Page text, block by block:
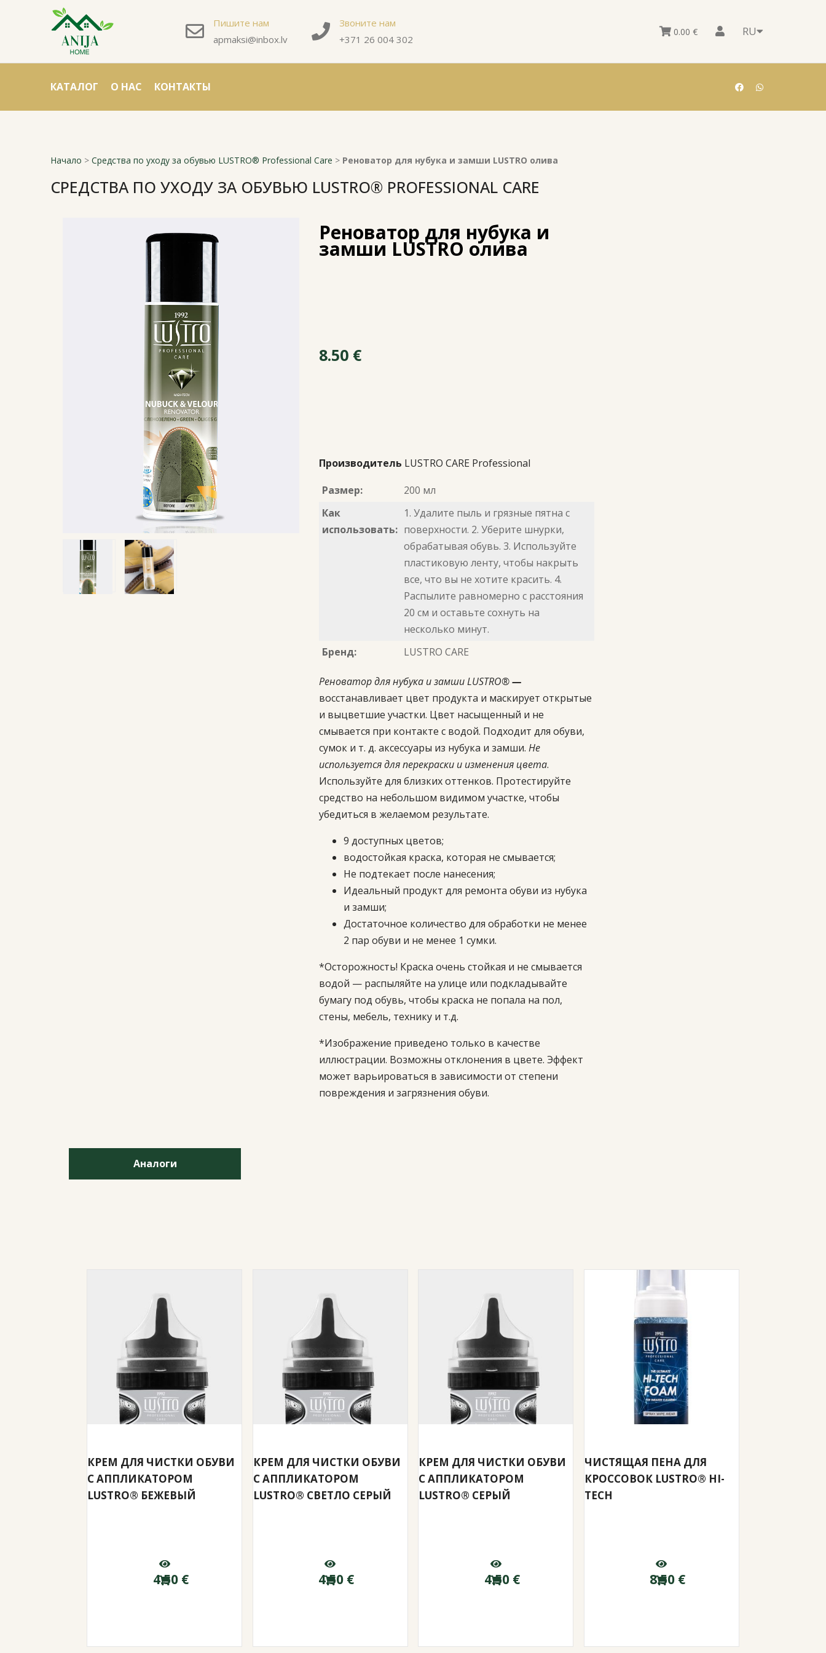
Пишите нам
apmaksi@inbox.lv
Звоните нам
+371 26 004 302
0.00 € RU
КАТАЛОГ О НАС КОНТАКТЫ
Начало > Средства по уходу за обувью LUSTRO® Professional Care > Реноватор для нубука и замши LUSTRO олива
СРЕДСТВА ПО УХОДУ ЗА ОБУВЬЮ LUSTRO® PROFESSIONAL CARE
Реноватор для нубука и
замши LUSTRO олива
8.50 €
Производитель LUSTRO CARE Professional
Размер:
200 мл
Как
использовать:
1. Удалите пыль и грязные пятна с
поверхности. 2. Уберите шнурки,
обрабатывая обувь. 3. Используйте
пластиковую ленту, чтобы накрыть
все, что вы не хотите красить. 4.
Распылите равномерно с расстояния
20 см и оставьте сохнуть на
несколько минут.
Бренд:
LUSTRO CARE
Реноватор для нубука и замши LUSTRO®—
восстанавливает цвет продукта и маскирует открытые
и выцветшие участки. Цвет насыщенный и не
смывается при контакте с водой. Подходит для обуви,
сумок и т. д. аксессуары из нубука и замши. Не
используется для перекраски и изменения цвета.
Используйте для близких оттенков. Протестируйте
средство на небольшом видимом участке, чтобы
убедиться в желаемом результате.
9 доступных цветов;
водостойкая краска, которая не смывается;
Не подтекает после нанесения;
Идеальный продукт для ремонта обуви из нубука
и замши;
Достаточное количество для обработки не менее
2 пар обуви и не менее 1 сумки.
*Осторожность! Краска очень стойкая и не смывается
водой — распыляйте на улице или подкладывайте
бумагу под обувь, чтобы краска не попала на пол,
стены, мебель, технику и т.д.
*Изображение приведено только в качестве
иллюстрации. Возможны отклонения в цвете. Эффект
может варьироваться в зависимости от степени
повреждения и загрязнения обуви.
Аналоги
КРЕМ ДЛЯ ЧИСТКИ ОБУВИ
С АППЛИКАТОРОМ
LUSTRO® БЕЖЕВЫЙ
4.50 €
КРЕМ ДЛЯ ЧИСТКИ ОБУВИ
С АППЛИКАТОРОМ
LUSTRO® СВЕТЛО СЕРЫЙ
4.50 €
КРЕМ ДЛЯ ЧИСТКИ ОБУВИ
С АППЛИКАТОРОМ
LUSTRO® СЕРЫЙ
4.50 €
ЧИСТЯЩАЯ ПЕНА ДЛЯ
КРОССОВОК LUSTRO® HI-
TECH
8.50 €